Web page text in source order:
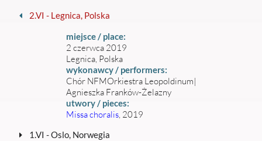
2.VI - Legnica, Polska
miejsce / place:
2 czerwca 2019
Legnica, Polska
wykonawcy / performers:
Chór NFMOrkiestra Leopoldinum|
Agnieszka Franków-Żelazny
utwory / pieces:
Missa choralis, 2019
1.VI - Oslo, Norwegia